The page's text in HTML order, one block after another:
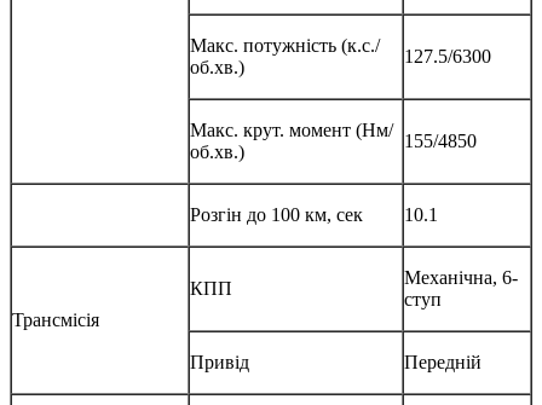
Макс. потужність (к.с./
об.хв.)
127.5/6300
Макс. крут. момент (Нм/
об.хв.)
155/4850
Розгін до 100 км, сек 10.1
Трансмісія
КПП
Механічна, 6-
ступ
Привід Передній